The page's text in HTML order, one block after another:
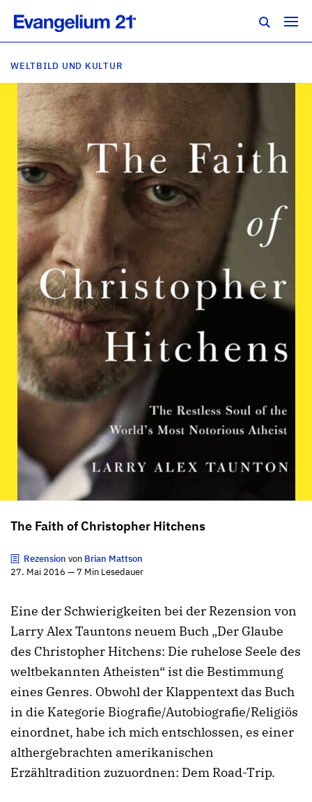
WELTBILD UND KULTUR
The Faith of Christopher Hitchens
Rezension von Brian Mattson
27. Mai 2016 — 7 Min Lesedauer
Eine der Schwierigkeiten bei der Rezension von
Larry Alex Tauntons neuem Buch „Der Glaube
des Christopher Hitchens: Die ruhelose Seele des
weltbekannten Atheisten“ ist die Bestimmung
eines Genres. Obwohl der Klappentext das Buch
in die Kategorie Biografie/Autobiografie/Religiös
einordnet, habe ich mich entschlossen, es einer
althergebrachten amerikanischen
Erzähltradition zuzuordnen: Dem Road-Trip.